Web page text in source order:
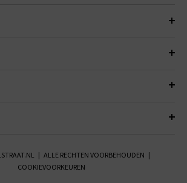
| ALLE RECHTEN VOORBEHOUDEN |
COOKIEVOORKEUREN